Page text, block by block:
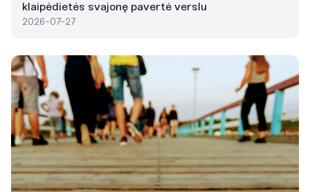
klaipėdietės svajonę pavertė verslu
2026-07-27